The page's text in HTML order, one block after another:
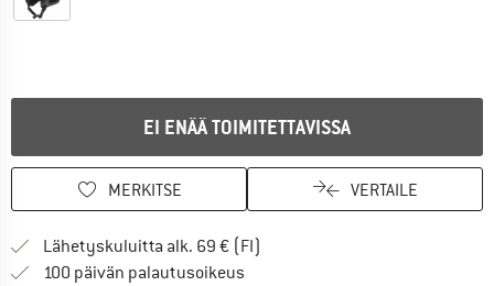
EI ENÄÄ TOIMITETTAVISSA
MERKITSE VERTAILE
Lähetyskuluitta alk. 69 € (FI)
100 päivän palautusoikeus